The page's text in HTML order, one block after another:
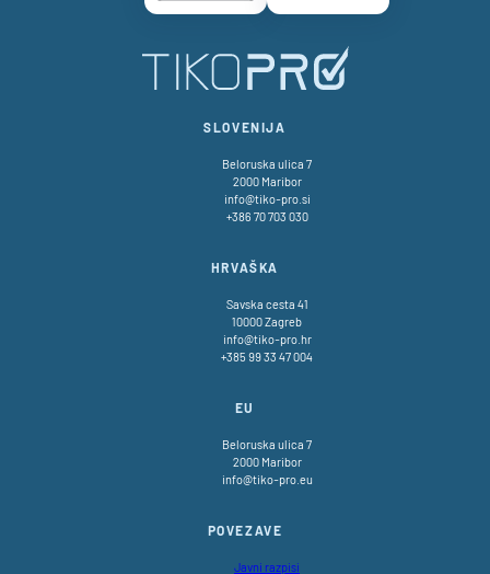
SLOVENIJA
Beloruska ulica 7
2000 Maribor
info@tiko-pro.si
+386 70 703 030
HRVAŠKA
Savska cesta 41
10000 Zagreb
info@tiko-pro.hr
+385 99 33 47 004
EU
Beloruska ulica 7
2000 Maribor
info@tiko-pro.eu
POVEZAVE
Javni razpisi